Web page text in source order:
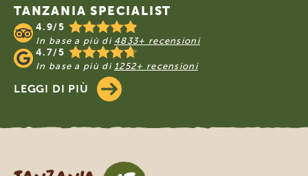
TANZANIA SPECIALIST
4.9/5
In base a più di 4833+ recensioni
4.7/5
In base a più di 1252+ recensioni
LEGGI DI PIÙ
Tanzania Specialist